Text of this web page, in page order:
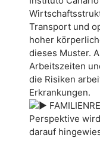
Transport und
hoher
dieses Muster.
Arbeitszeiten
die Risiken
Erkrankungen.
Perspektive
darauf